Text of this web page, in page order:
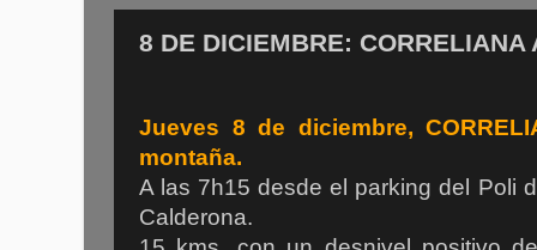
8 DE DICIEMBRE: CORRELIANA
Jueves 8 de diciembre,
montaña.
A las 7h15 desde el parking del Poli
Calderona.